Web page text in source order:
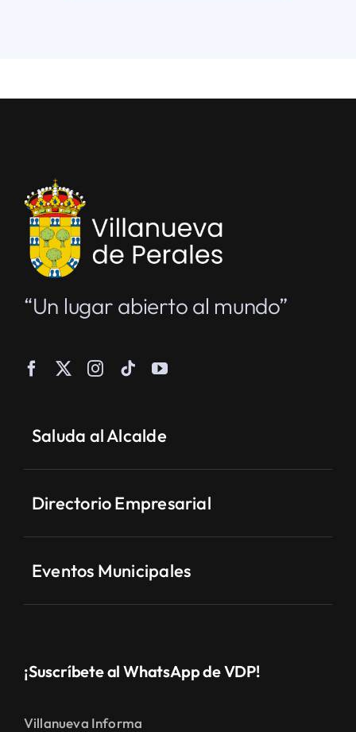
“Un lugar abierto al mundo”
Saluda al Alcalde
Directorio Empresarial
Eventos Municipales
¡Suscríbete al WhatsApp de VDP!
Villanueva Informa